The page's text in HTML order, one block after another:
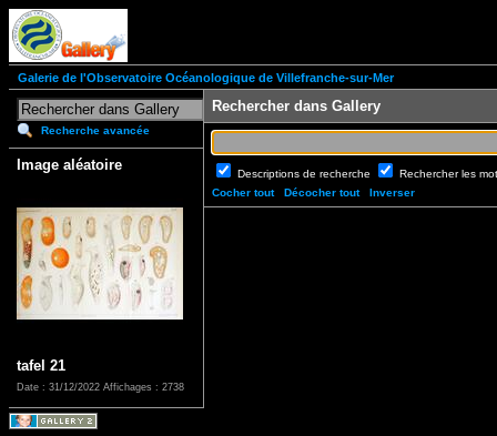
Galerie de l'Observatoire Océanologique de Villefranche-sur-Mer
Recherche avancée
Image aléatoire
tafel 21
Date : 31/12/2022 Affichages : 2738
Rechercher dans Gallery
Descriptions de recherche
Rechercher les
Cocher tout
Décocher tout Inverser